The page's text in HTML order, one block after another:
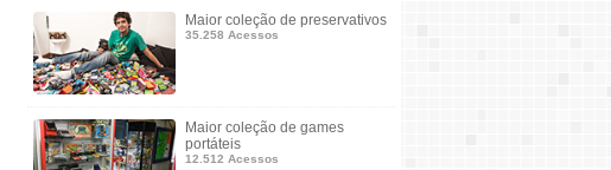
Maior coleção de preservativos
35.258 Acessos
Maior coleção de games
portáteis
12.512 Acessos